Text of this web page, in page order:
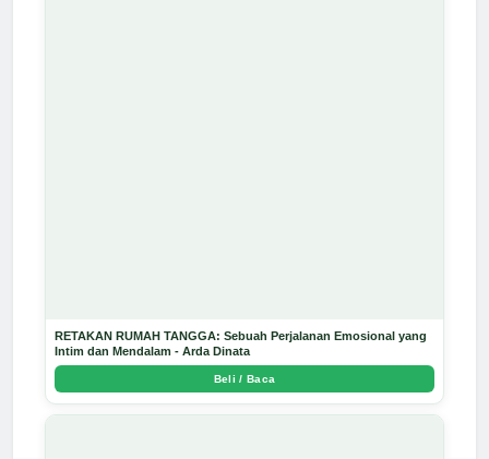
RETAKAN RUMAH TANGGA: Sebuah Perjalanan Emosional yang
Intim dan Mendalam - Arda Dinata
Beli / Baca